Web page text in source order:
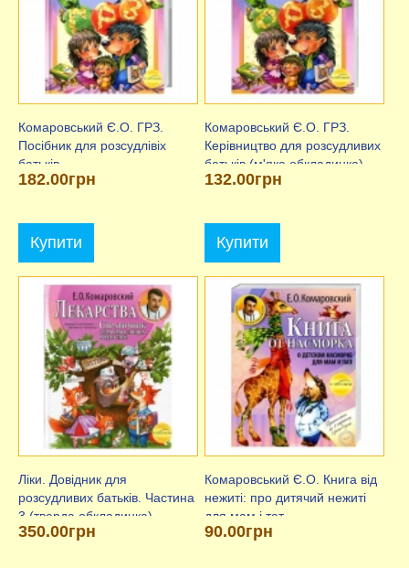
Комаровський Є.О. ГРЗ.
Посібник для розсудлівіх
батьків
182.00грн
Купити
Комаровський Є.О. ГРЗ.
Керівництво для розсудливих
батьків (м'яка обкладинка)
132.00грн
Купити
Ліки. Довідник для
розсудливих батьків. Частина
3 (тверда обкладинка),
Комаровський Є.О.
350.00грн
Комаровський Є.О. Книга від
нежиті: про дитячий нежиті
для мам і тат
90.00грн